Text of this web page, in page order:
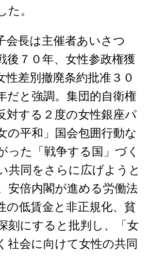
た。
長は主催者あいさつ
後７０年、女性参政権獲
性差別撤廃条約批准３０
だと強調。集団的自衛権
対する２度の女性銀座パ
の平和」国会包囲行動な
った「戦争する国」づく
共同をさらに広げようと
安倍内閣が進める労働法
の低賃金と非正規化、貧
刻にすると批判し、「女
社会に向けて女性の共同